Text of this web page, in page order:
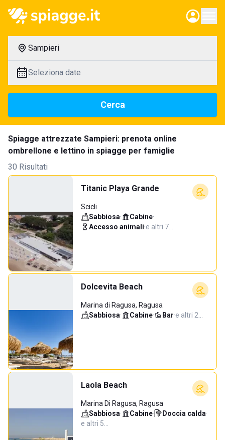
Sampieri
Seleziona date
Cerca
Spiagge attrezzate Sampieri: prenota online
ombrellone e lettino in spiagge per famiglie
30 Risultati
Titanic Playa Grande
Scicli
Sabbiosa· Cabine·
Accesso animali·e altri 7…
Dolcevita Beach
Marina di Ragusa, Ragusa
Sabbiosa· Cabine· Bar·e altri 2…
Laola Beach
Marina Di Ragusa, Ragusa
Sabbiosa· Cabine· Doccia calda·
e altri 5…